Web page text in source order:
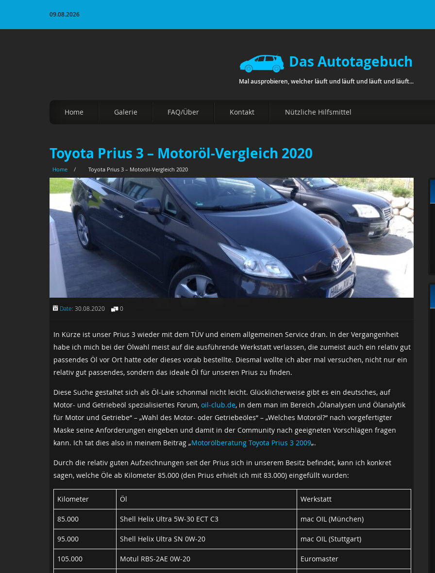
09.08.2026
Das Autotagebuch
Mal ausprobieren, welcher läuft und läuft und läuft und läuft...
Home Galerie FAQ/Über Kontakt Nützliche Hilfsmittel
Toyota Prius 3 – Motoröl-Vergleich 2020
Home / Toyota Prius 3 – Motoröl-Vergleich 2020
Date: 30.08.2020 0
In Kürze ist unser Prius 3 wieder mit dem TÜV und einem allgemeinen Service dran. In der Vergangenheit
habe ich mich bei der Ölwahl meist auf die ausführende Werkstatt verlassen, die zumeist auch ein relativ gut
passendes Öl vor Ort hatte oder dieses vorab bestellte. Diesmal wollte ich aber mal versuchen, nicht nur ein
relativ gut passendes, sondern das ideale Öl für unseren Prius zu finden.
Diese Suche gestaltet sich als Öl-Laie schonmal nicht leicht. Glücklicherweise gibt es ein deutsches, auf
Motor- und Getriebeöl spezialisiertes Forum, oil-club.de, in dem man im Bereich „Ölanalysen und Ölanalytik
für Motor und Getriebe“ – „Wahl des Motor- oder Getriebeöles“ – „Welches Motoröl?“ nach vorgefertigter
Maske seine Anforderungen eingeben und damit in der Community nach geeigneten Vorschlägen fragen
kann. Ich tat dies also in meinem Beitrag „Motorölberatung Toyota Prius 3 2009„.
Durch die relativ guten Aufzeichnungen seit der Prius sich in unserem Besitz befindet, kann ich konkret
sagen, welche Öle ab Kilometer 85.000 (den Prius erhielt ich mit 83.000) eingefüllt wurden:
Kilometer Öl Werkstatt
85.000 Shell Helix Ultra 5W-30 ECT C3 mac OIL (München)
95.000 Shell Helix Ultra SN 0W-20 mac OIL (Stuttgart)
105.000 Motul RBS-2AE 0W-20 Euromaster